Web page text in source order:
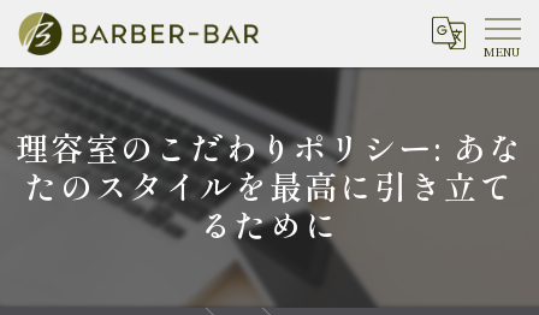
理容室のこだわりポリシー: あな
たのスタイルを最高に引き立て
るために